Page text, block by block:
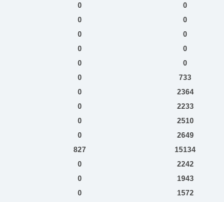
0 0
0 0
0 0
0 0
0 0
0 733
0 2364
0 2233
0 2510
0 2649
827 15134
0 2242
0 1943
0 1572